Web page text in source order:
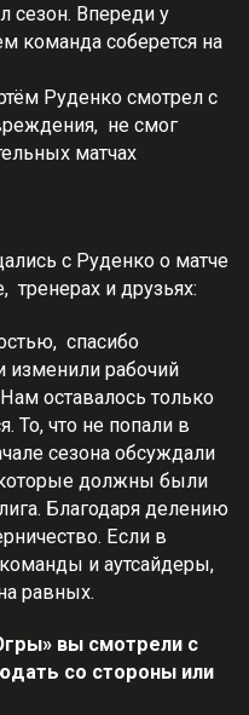
сезон. Впереди у
команда соберется на
Руденко смотрел с
не смог
матчах
с Руденко о матче
и друзьях:
спасибо
изменили рабочий
оставалось только
То, что не попали в
сезона обсуждали
которые должны были
Благодаря делению
Если в
и аутсайдеры,
равных.
вы смотрели с
со стороны или